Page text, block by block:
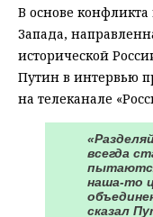
В основе
Запада,
исторической
Путин в интервью
на телеканале
всегда
наша-то
сказал